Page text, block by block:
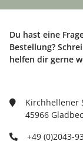
Du hast eine
Bestellung?
helfen dir gerne
Kirchhellener
45966
+49 (0)2043-